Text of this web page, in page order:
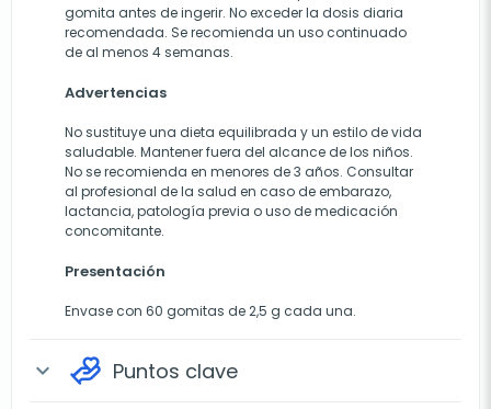
gomita antes de ingerir. No exceder la dosis diaria
recomendada. Se recomienda un uso continuado
de al menos 4 semanas.
Advertencias
No sustituye una dieta equilibrada y un estilo de vida
saludable. Mantener fuera del alcance de los niños.
No se recomienda en menores de 3 años. Consultar
al profesional de la salud en caso de embarazo,
lactancia, patología previa o uso de medicación
concomitante.
Presentación
Envase con 60 gomitas de 2,5 g cada una.
expand_more Puntos clave